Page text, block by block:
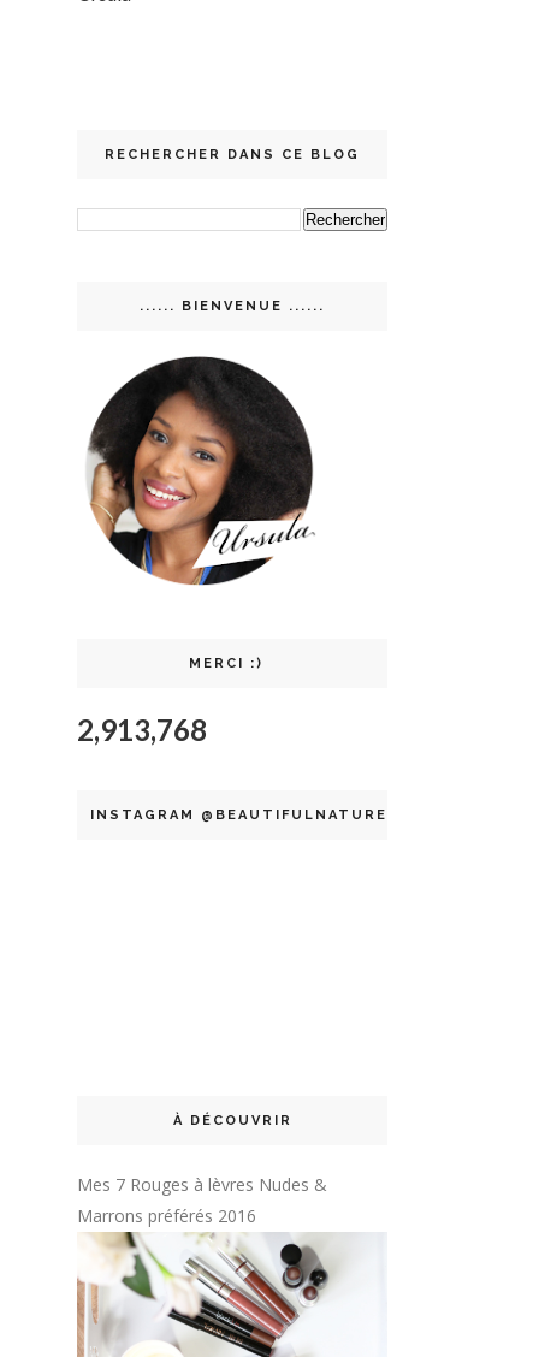
RECHERCHER DANS CE BLOG
...... BIENVENUE ......
MERCI :)
2,913,768
INSTAGRAM @BEAUTIFULNATURELLE
À DÉCOUVRIR
Mes 7 Rouges à lèvres Nudes &
Marrons préférés 2016